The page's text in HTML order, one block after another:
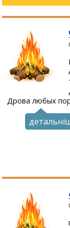
Дрова любых